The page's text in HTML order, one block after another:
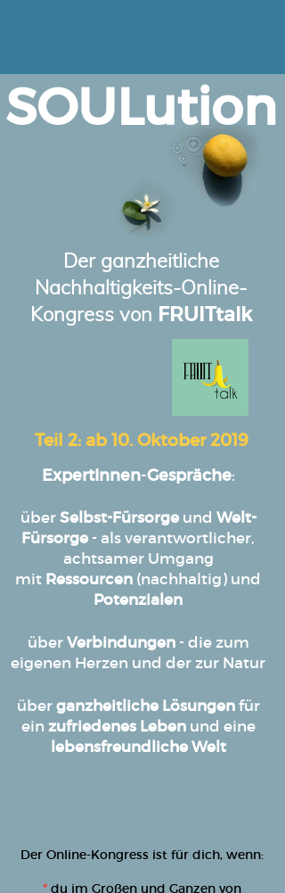
SOULution
Der ganzheitliche
Nachhaltigkeits-Online-
Kongress von FRUITtalk
Teil 2: ab 10. Oktober 2019
ExpertInnen-Gespräche:
über Selbst-Fürsorgeund Welt-
Fürsorge - als verantwortlicher,
achtsamer Umgang
mit Ressourcen (nachhaltig) und
Potenzialen
überVerbindungen- die zum
eigenen Herzen und der zur Natur
​​​​​​​überganzheitliche Lösungenfür
ein zufriedenesLeben und eine
lebensfreundliche Welt
Der Online-Kongress ist für dich, wenn:
* du im Großen und Ganzen von